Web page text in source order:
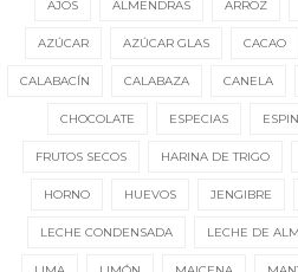
AJOS ALMENDRAS ARROZ
AZÚCAR AZÚCAR GLAS CACAO
CALABACÍN CALABAZA CANELA
CHOCOLATE ESPECIAS
FRUTOS SECOS HARINA DE TRIGO
HORNO HUEVOS JENGIBRE
LECHE CONDENSADA LECHE DE